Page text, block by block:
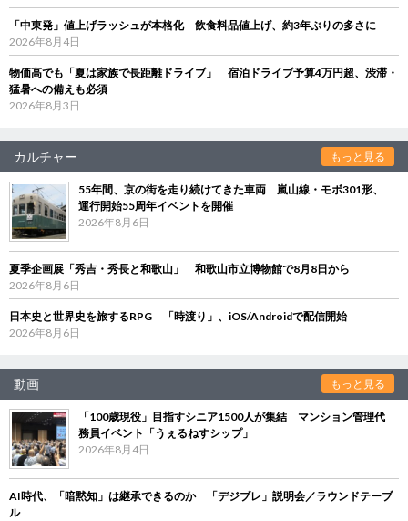
「中東発」値上げラッシュが本格化 飲食料品値上げ、約3年ぶりの多さに
2026年8月4日
物価高でも「夏は家族で長距離ドライブ」 宿泊ドライブ予算4万円超、渋滞・
猛暑への備えも必須
2026年8月3日
カルチャー もっと見る
55年間、京の街を走り続けてきた車両 嵐山線・モボ301形、
運行開始55周年イベントを開催
2026年8月6日
夏季企画展「秀吉・秀長と和歌山」 和歌山市立博物館で8月8日から
2026年8月6日
日本史と世界史を旅するRPG 「時渡り」、iOS/Androidで配信開始
2026年8月6日
動画 もっと見る
「100歳現役」目指すシニア1500人が集結 マンション管理代
務員イベント「うぇるねすシップ」
2026年8月4日
AI時代、「暗黙知」は継承できるのか 「デジブレ」説明会／ラウンドテーブ
ル